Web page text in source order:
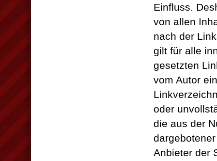
Einfluss.
von allen
nach der
gilt für alle
gesetzten
vom Autor
oder
die aus der
Anbieter der